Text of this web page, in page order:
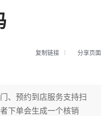
复制链接 分享页面
、预约到店服务支持扫
下单会生成一个核销